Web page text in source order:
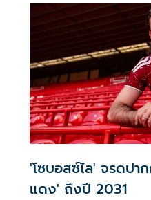
'โซบอสซ์ไล' จรดป
แดง' ถึงปี 2031